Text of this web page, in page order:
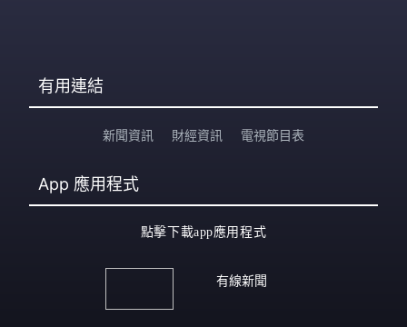
有用連結
新聞資訊 財經資訊 電視節目表
App 應用程式
點擊下載app應用程式
有線新聞